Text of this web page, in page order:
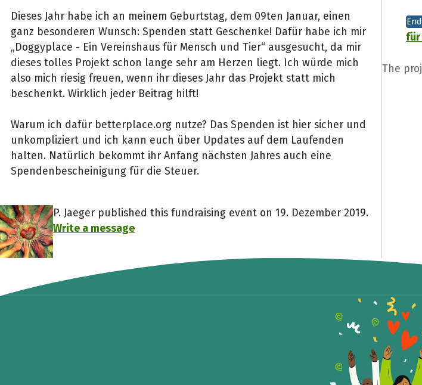
Dieses Jahr habe ich an meinem Geburtstag, dem 09ten Januar, einen
ganz besonderen Wunsch: Spenden statt Geschenke! Dafür habe ich mir
„Doggyplace - Ein Vereinshaus für Mensch und Tier“ ausgesucht, da mir
dieses tolles Projekt schon lange sehr am Herzen liegt. Ich würde mich
also mich riesig freuen, wenn ihr dieses Jahr das Projekt statt mich
beschenkt. Wirklich jeder Beitrag hilft!
Warum ich dafür betterplace.org nutze? Das Spenden ist hier sicher und
unkompliziert und ich kann euch über Updates auf dem Laufenden
halten. Natürlich bekommt ihr Anfang nächsten Jahres auch eine
Spendenbescheinigung für die Steuer.
P. Jaeger published this fundraising event on 19. Dezember 2019.
Write a message
für
The
Share fundraising event
Help to collect more donations!
WhatsApp